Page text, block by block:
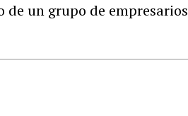
de un grupo de empresarios